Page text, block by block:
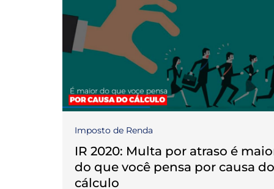
Imposto de Renda
IR 2020: Multa por atraso é
do que você pensa por causa do
cálculo